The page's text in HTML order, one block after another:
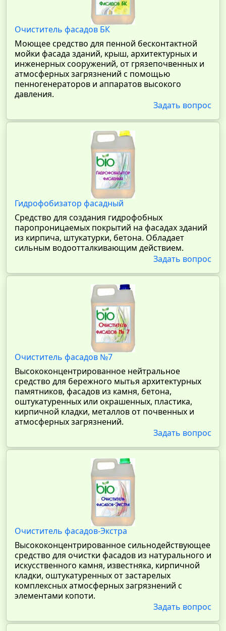
Очиститель фасадов БК
Моющее средство для пенной бесконтактной
мойки фасада зданий, крыш, архитектурных и
инженерных сооружений, от грязепочвенных и
атмосферных загрязнений с помощью
пенногенераторов и аппаратов высокого
давления.
Задать вопрос
Гидрофобизатор фасадный
Средство для создания гидрофобных
паропроницаемых покрытий на фасадах зданий
из кирпича, штукатурки, бетона. Обладает
сильным водоотталкивающим действием.
Задать вопрос
Очиститель фасадов №7
Высококонцентрированное нейтральное
средство для бережного мытья архитектурных
памятников, фасадов из камня, бетона,
оштукатуренных или окрашенных, пластика,
кирпичной кладки, металлов от почвенных и
атмосферных загрязнений.
Задать вопрос
Очиститель фасадов-Экстра
Высококонцентрированное сильнодействующее
средство для очистки фасадов из натурального и
искусственного камня, известняка, кирпичной
кладки, оштукатуренных от застарелых
комплексных атмосферных загрязнений с
элементами копоти.
Задать вопрос